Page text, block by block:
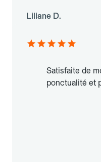
Liliane D.
Satisfaite de
ponctualité et